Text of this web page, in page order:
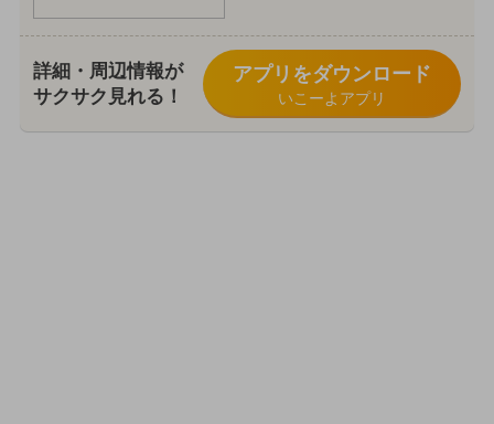
詳細・周辺情報が
サクサク見れる！
アプリをダウンロード
いこーよアプリ